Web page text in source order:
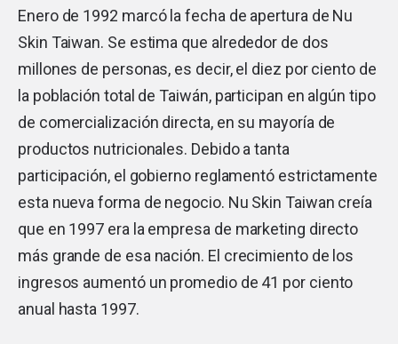
Enero de 1992 marcó la fecha de apertura de Nu
Skin Taiwan. Se estima que alrededor de dos
millones de personas, es decir, el diez por ciento de
la población total de Taiwán, participan en algún tipo
de comercialización directa, en su mayoría de
productos nutricionales. Debido a tanta
participación, el gobierno reglamentó estrictamente
esta nueva forma de negocio. Nu Skin Taiwan creía
que en 1997 era la empresa de marketing directo
más grande de esa nación. El crecimiento de los
ingresos aumentó un promedio de 41 por ciento
anual hasta 1997.